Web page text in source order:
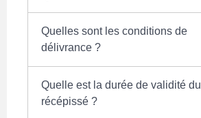
Quelles sont les conditions de
délivrance ?
Quelle est la durée de validité du
récépissé ?